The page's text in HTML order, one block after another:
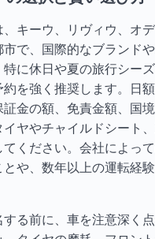
、キーウ、リヴィウ、オ
で、国際的なブランド
に休日や夏の旅行シー
を強く推奨します。日
金の額、免責金額、国
イヤやチャイルドシート
てください。会社によっ
や、数年以上の運転経
る前に、車を注意深く